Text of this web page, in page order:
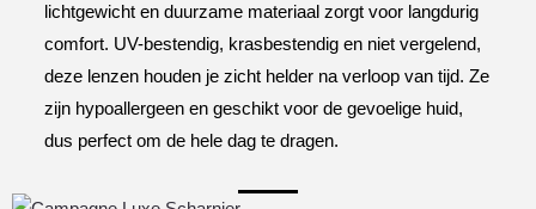
lichtgewicht en duurzame materiaal zorgt voor langdurig
comfort. UV-bestendig, krasbestendig en niet vergelend,
deze lenzen houden je zicht helder na verloop van tijd. Ze
zijn hypoallergeen en geschikt voor de gevoelige huid,
dus perfect om de hele dag te dragen.